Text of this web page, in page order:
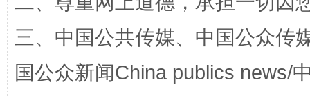
阿坝州三大球赛在茂县开幕 规模
三、中国公共传媒、中国公众传
国公众新闻China publics news/